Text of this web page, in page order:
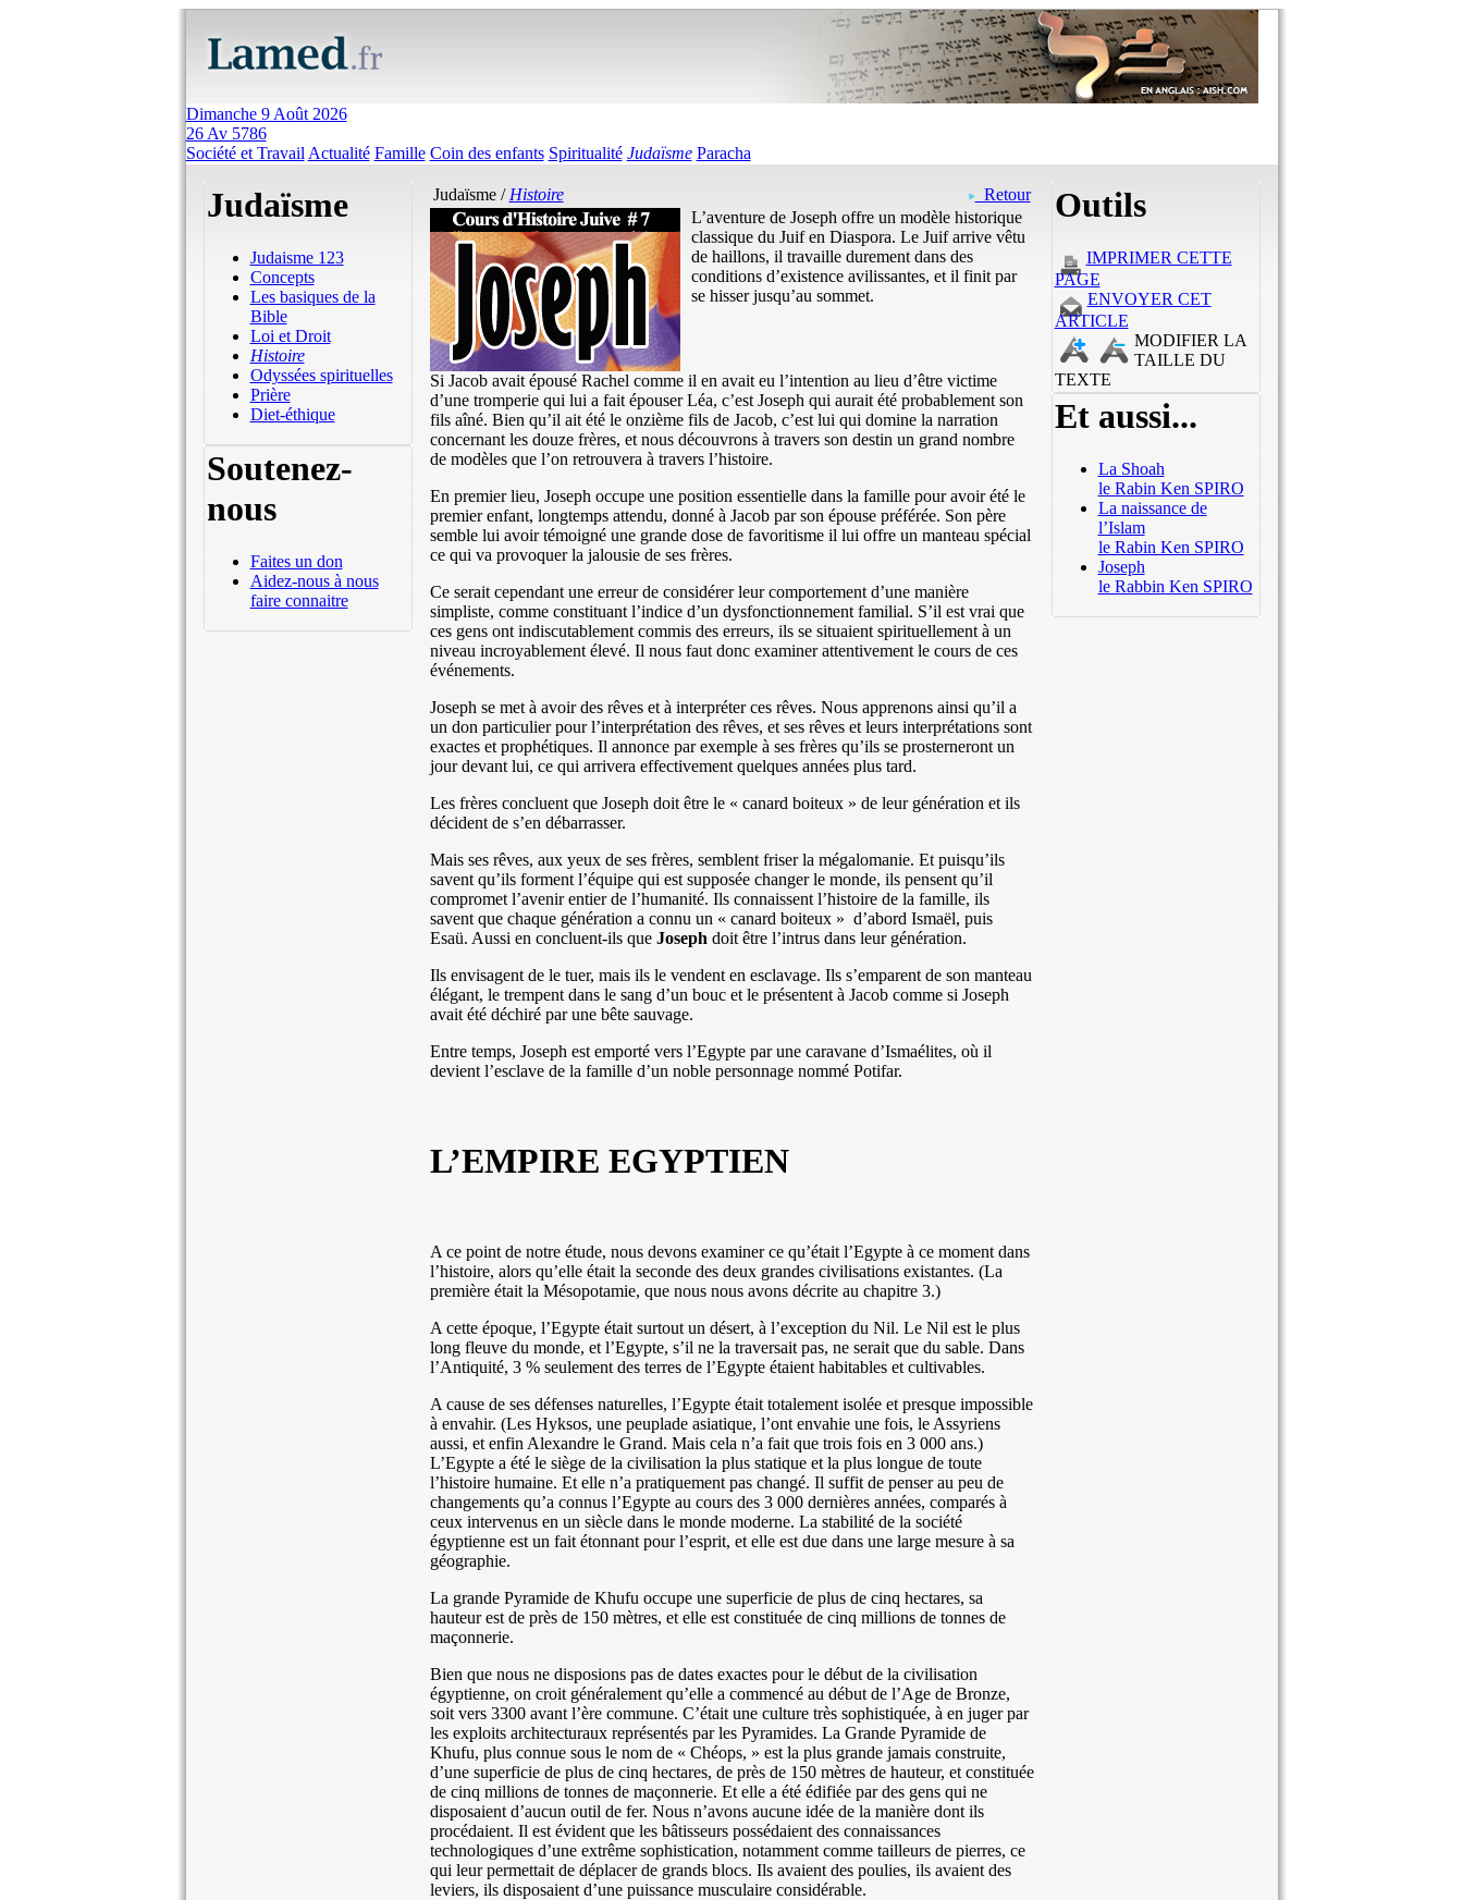
Dimanche 9 Août 2026
26 Av 5786
Société et Travail Actualité Famille Coin des enfants Spiritualité Judaïsme Paracha
Judaïsme
Judaisme 123
Concepts
Les basiques de la
Bible
Loi et Droit
Histoire
Odyssées spirituelles
Prière
Diet-éthique
Soutenez-
nous
Faites un don
Aidez-nous à nous
faire connaitre
Judaïsme / Histoire
Retour
L’aventure de Joseph offre un modèle historique
classique du Juif en Diaspora. Le Juif arrive vêtu
de haillons, il travaille durement dans des
conditions d’existence avilissantes, et il finit par
se hisser jusqu’au sommet.
Si Jacob avait épousé Rachel comme il en avait eu l’intention au lieu d’être victime
d’une tromperie qui lui a fait épouser Léa, c’est Joseph qui aurait été probablement son
fils aîné. Bien qu’il ait été le onzième fils de Jacob, c’est lui qui domine la narration
concernant les douze frères, et nous découvrons à travers son destin un grand nombre
de modèles que l’on retrouvera à travers l’histoire.
En premier lieu, Joseph occupe une position essentielle dans la famille pour avoir été le
premier enfant, longtemps attendu, donné à Jacob par son épouse préférée. Son père
semble lui avoir témoigné une grande dose de favoritisme il lui offre un manteau spécial
ce qui va provoquer la jalousie de ses frères.
Ce serait cependant une erreur de considérer leur comportement d’une manière
simpliste, comme constituant l’indice d’un dysfonctionnement familial. S’il est vrai que
ces gens ont indiscutablement commis des erreurs, ils se situaient spirituellement à un
niveau incroyablement élevé. Il nous faut donc examiner attentivement le cours de ces
événements.
Joseph se met à avoir des rêves et à interpréter ces rêves. Nous apprenons ainsi qu’il a
un don particulier pour l’interprétation des rêves, et ses rêves et leurs interprétations sont
exactes et prophétiques. Il annonce par exemple à ses frères qu’ils se prosterneront un
jour devant lui, ce qui arrivera effectivement quelques années plus tard.
Les frères concluent que Joseph doit être le « canard boiteux » de leur génération et ils
décident de s’en débarrasser.
Mais ses rêves, aux yeux de ses frères, semblent friser la mégalomanie. Et puisqu’ils
savent qu’ils forment l’équipe qui est supposée changer le monde, ils pensent qu’il
compromet l’avenir entier de l’humanité. Ils connaissent l’histoire de la famille, ils
savent que chaque génération a connu un « canard boiteux » d’abord Ismaël, puis
Esaü. Aussi en concluent-ils queJoseph doit être l’intrus dans leur génération.
Ils envisagent de le tuer, mais ils le vendent en esclavage. Ils s’emparent de son manteau
élégant, le trempent dans le sang d’un bouc et le présentent à Jacob comme si Joseph
avait été déchiré par une bête sauvage.
Entre temps, Joseph est emporté vers l’Egypte par une caravane d’Ismaélites, où il
devient l’esclave de la famille d’un noble personnage nommé Potifar.
L’EMPIRE EGYPTIEN
A ce point de notre étude, nous devons examiner ce qu’était l’Egypte à ce moment dans
l’histoire, alors qu’elle était la seconde des deux grandes civilisations existantes. (La
première était la Mésopotamie, que nous nous avons décrite au chapitre 3.)
A cette époque, l’Egypte était surtout un désert, à l’exception du Nil. Le Nil est le plus
long fleuve du monde, et l’Egypte, s’il ne la traversait pas, ne serait que du sable. Dans
l’Antiquité, 3 % seulement des terres de l’Egypte étaient habitables et cultivables.
A cause de ses défenses naturelles, l’Egypte était totalement isolée et presque impossible
à envahir. (Les Hyksos, une peuplade asiatique, l’ont envahie une fois, le Assyriens
aussi, et enfin Alexandre le Grand. Mais cela n’a fait que trois fois en 3 000 ans.)
L’Egypte a été le siège de la civilisation la plus statique et la plus longue de toute
l’histoire humaine. Et elle n’a pratiquement pas changé. Il suffit de penser au peu de
changements qu’a connus l’Egypte au cours des 3 000 dernières années, comparés à
ceux intervenus en un siècle dans le monde moderne. La stabilité de la société
égyptienne est un fait étonnant pour l’esprit, et elle est due dans une large mesure à sa
géographie.
La grande Pyramide de Khufu occupe une superficie de plus de cinq hectares, sa
hauteur est de près de 150 mètres, et elle est constituée de cinq millions de tonnes de
maçonnerie.
Bien que nous ne disposions pas de dates exactes pour le début de la civilisation
égyptienne, on croit généralement qu’elle a commencé au début de l’Age de Bronze,
soit vers 3300 avant l’ère commune. C’était une culture très sophistiquée, à en juger par
les exploits architecturaux représentés par les Pyramides. La Grande Pyramide de
Khufu, plus connue sous le nom de « Chéops, » est la plus grande jamais construite,
d’une superficie de plus de cinq hectares, de près de 150 mètres de hauteur, et constituée
de cinq millions de tonnes de maçonnerie. Et elle a été édifiée par des gens qui ne
disposaient d’aucun outil de fer. Nous n’avons aucune idée de la manière dont ils
procédaient. Il est évident que les bâtisseurs possédaient des connaissances
technologiques d’une extrême sophistication, notamment comme tailleurs de pierres, ce
qui leur permettait de déplacer de grands blocs. Ils avaient des poulies, ils avaient des
leviers, ils disposaient d’une puissance musculaire considérable.
Outils
IMPRIMER CETTE
PAGE
ENVOYER CET
ARTICLE
MODIFIER LA
TAILLE DU
TEXTE
Et aussi...
La Shoah
le Rabin Ken SPIRO
La naissance de
l’Islam
le Rabin Ken SPIRO
Joseph
le Rabbin Ken SPIRO